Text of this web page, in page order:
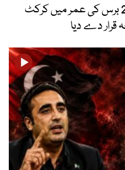
انگلینڈ کے فاسٹ بولر جان ٹرنر 25 برس کی عمر میں کرکٹ
قرار دے دیا